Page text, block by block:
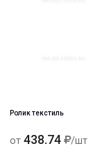
Ролик текстиль
от 438.74 /шт